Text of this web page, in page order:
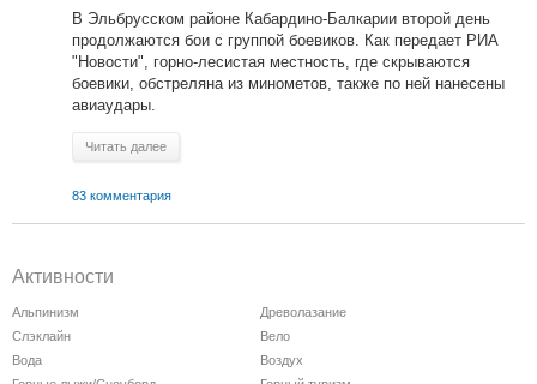
В Эльбрусском районе Кабардино-Балкарии второй день
продолжаются бои с группой боевиков. Как передает РИА
"Новости", горно-лесистая местность, где скрываются
боевики, обстреляна из минометов, также по ней нанесены
авиаудары.
Читать далее
83 комментария
Активности
Альпинизм
Древолазание
Слэклайн
Вело
Вода
Воздух